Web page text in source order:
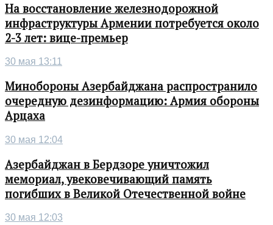
На восстановление железнодорожной
инфраструктуры Армении потребуется около
2-3 лет: вице-премьер
30 мая 13:11
Минобороны Азербайджана распространило
очередную дезинформацию: Армия обороны
Арцаха
30 мая 12:04
Азербайджан в Бердзоре уничтожил
мемориал, увековечивающий память
погибших в Великой Отечественной войне
30 мая 12:03